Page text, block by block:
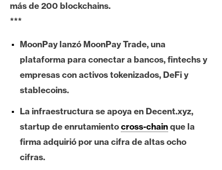
E
e
e
u
m
I
más de 200 blockchains.
***
MoonPay lanzó MoonPay Trade, una
plataforma para conectar a bancos, fintechs y
empresas con activos tokenizados, DeFi y
stablecoins.
La infraestructura se apoya en Decent.xyz,
startup de enrutamientocross-chainque la
firma adquirió por una cifra de altas ocho
cifras.